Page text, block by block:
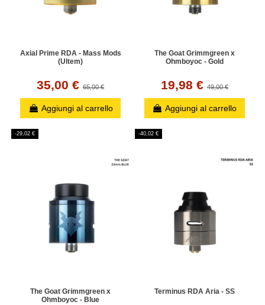
Axial Prime RDA - Mass Mods
(Ultem)
35,00 €65,00 €
Aggiungi al carrello
The Goat Grimmgreen x
Ohmboyoc - Gold
19,98 € 49,00 €
Aggiungi al carrello
-29,02 €
The Goat Grimmgreen x
Ohmboyoc - Blue
-40,02 €
Terminus RDA Aria - SS